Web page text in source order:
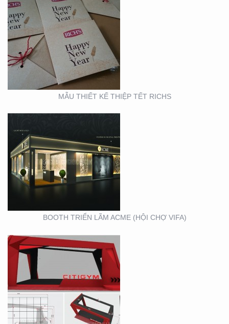
MẪU THIẾT KẾ THIỆP TẾT RICHS
BOOTH TRIỂN LÃM
ACME (HỘI CHỢ VIFA)
BOOTH TRIỂN LÃM ACME (HỘI CHỢ VIFA)
BOOTH TRIỂN LÃM
CITIGYM ( TẠI HỘI CHỢ
EXPO_NOVOLAND)
VIFA EXPO 2020 – TƯ
VẤN THIẾT KẾ THI
CÔNG GIAN HÀNG
TRIỂN LÃM